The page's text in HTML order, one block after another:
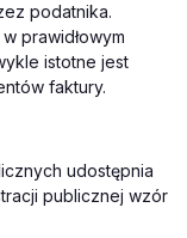
podatnika.
prawidłowym
istotne jest
faktury.
udostępnia
publicznej wzór